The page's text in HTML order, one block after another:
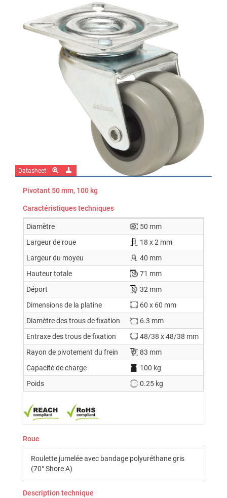
Datasheet
Pivotant 50 mm, 100 kg
Caractéristiques techniques
Diamètre
50 mm
Largeur de roue
18 x 2 mm
Largeur du moyeu
40 mm
Hauteur totale
71 mm
Déport
32 mm
Dimensions de la platine
60 x 60 mm
Diamètre des trous de fixation
6.3 mm
Entraxe des trous de fixation
48/38 x 48/38 mm
Rayon de pivotement du frein
83 mm
Capacité de charge
100 kg
Poids
0.25 kg
Roue
Roulette jumelée avec bandage polyuréthane gris
(70° Shore A)
Description technique